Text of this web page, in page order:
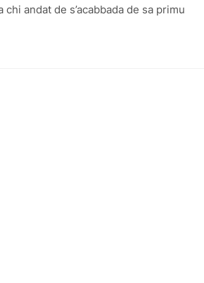
andat de s’acabbada de sa primu